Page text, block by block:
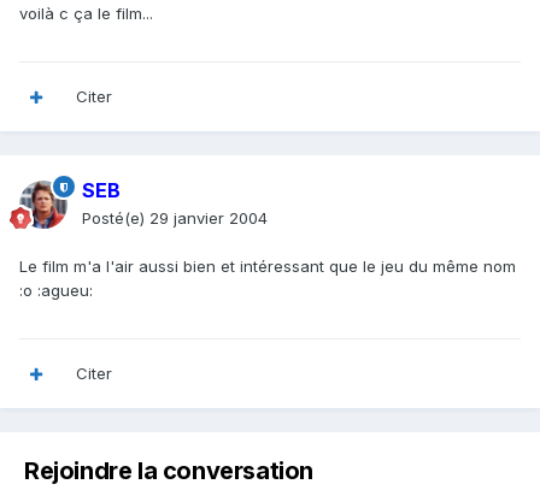
voilà c ça le film...
Citer
SEB
Posté(e) 29 janvier 2004
Le film m'a l'air aussi bien et intéressant que le jeu du même nom
:o :agueu:
Citer
Rejoindre la conversation